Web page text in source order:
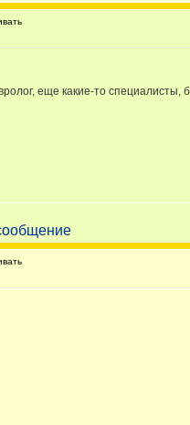
еще какие-то специалисты,